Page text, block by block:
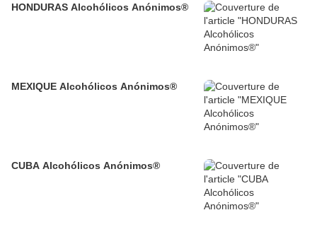
HONDURAS Alcohólicos Anónimos®
MEXIQUE Alcohólicos Anónimos®
CUBA Alcohólicos Anónimos®